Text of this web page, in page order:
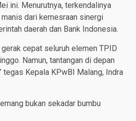
ini. Menurutnya, terkendalinya
dari kemesraan sinergi
daerah dan Bank Indonesia.
cepat seluruh elemen TPID
Namun, tantangan di depan
tegas Kepala KPwBI Malang, Indra
bukan sekadar bumbu